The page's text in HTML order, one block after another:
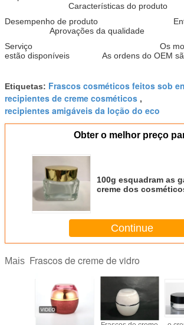
Características do produto
Desempenho de produto
Aprovações da qualidade
Serviço Os moldes
estão disponíveis As ordens do OEM
Etiquetas: Frascos cosméticos feitos sob
recipientes de creme cosméticos ,
recipientes amigáveis da loção do eco
Obter o melhor preço
100g esquadram as
creme dos
Continue
Mais Frascos de creme de vidro